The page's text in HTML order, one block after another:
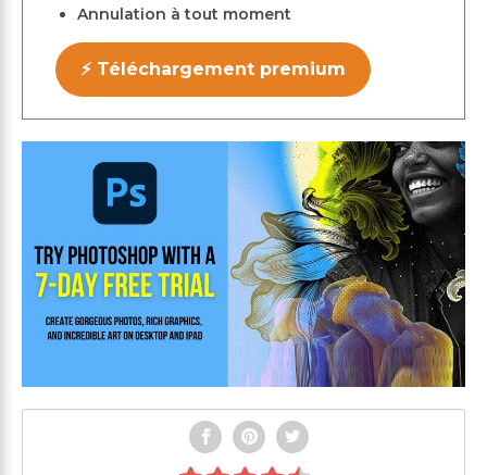
Annulation à tout moment
⚡ Téléchargement premium